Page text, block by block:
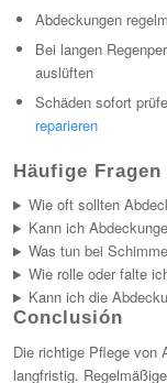
Abdeckungen
Bei langen
auslüften
Schäden sofort
reparieren
Häufige
Wie oft sollten
Kann ich
Was tun bei
Wie rolle oder falte
Kann ich die
Conclusión
Die richtige Pflege von
langfristig.